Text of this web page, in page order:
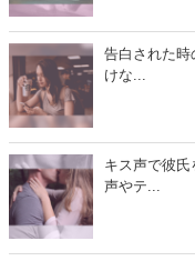
告白された時
けな...
キス声で彼
声やテ...